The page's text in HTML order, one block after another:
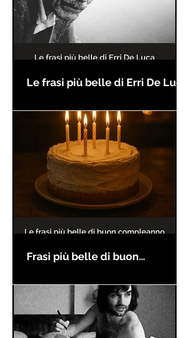
Le frasi più belle di Erri De Luca
Frasi più belle di buon